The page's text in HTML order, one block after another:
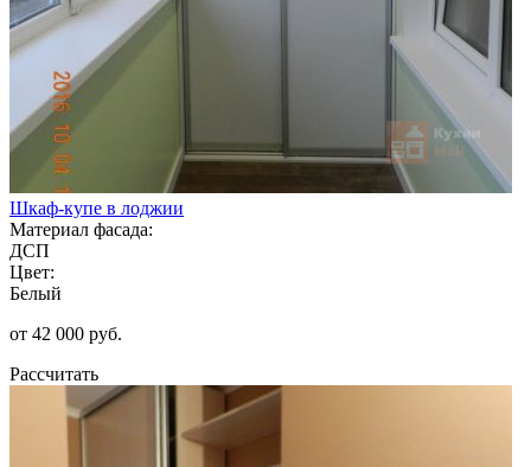
Шкаф-купе в лоджии
Материал фасада:
ДСП
Цвет:
Белый
от 42 000 руб.
Рассчитать